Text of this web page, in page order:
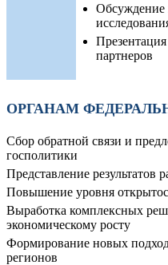
Обсуждение
партнеров
ОРГАНАМ
Сбор обратной связи и
госполитики
Представление результатов
Повышение уровня
Выработка комплексных
экономическому росту
Формирование новых
регионов